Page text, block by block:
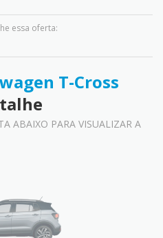
essa oferta:
T-Cross
ABAIXO PARA VISUALIZAR A